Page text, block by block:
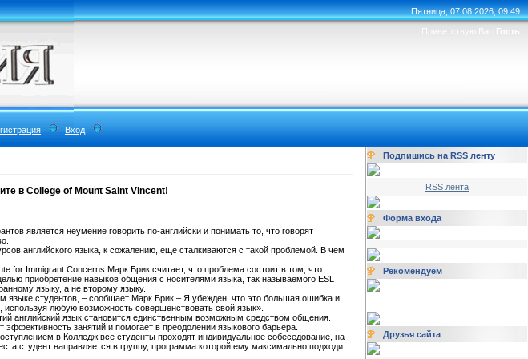
Пятница, 07.08.2026, 09:49
Приветствую Вас Гость
Вход
в College of Mount Saint Vincent!
является неумение говорить по-английски и понимать то, что говорят
английского языка, к сожалению, еще сталкиваются с такой проблемой. В чем
for Immigrant Concerns Марк Брик считает, что проблема состоит в том, что
приобретение навыков общения с носителями языка, так называемого ESL
языку, а не второму языку.
языке студентов, – сообщает Марк Брик – Я убежден, что это большая ошибка и
используя любую возможность совершенствовать свой язык».
английский язык становится единственным возможным средством общения.
занятий и помогает в преодолении языкового барьера.
в Колледж все студенты проходят индивидуальное собеседование, на
студент направляется в группу, программа которой ему максимально подходит
Подпишись на RSS ленту
RSS лента
Форма входа
Рекомендуем
Друзья сайта